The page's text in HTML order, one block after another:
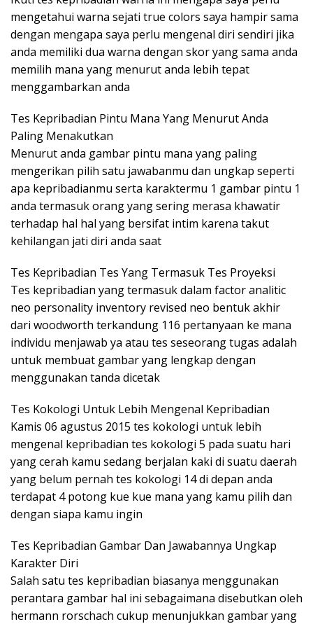
mengetahui warna sejati true colors saya hampir sama
dengan mengapa saya perlu mengenal diri sendiri jika
anda memiliki dua warna dengan skor yang sama anda
memilih mana yang menurut anda lebih tepat
menggambarkan anda
Tes Kepribadian Pintu Mana Yang Menurut Anda
Paling Menakutkan
Menurut anda gambar pintu mana yang paling
mengerikan pilih satu jawabanmu dan ungkap seperti
apa kepribadianmu serta karaktermu 1 gambar pintu 1
anda termasuk orang yang sering merasa khawatir
terhadap hal hal yang bersifat intim karena takut
kehilangan jati diri anda saat
Tes Kepribadian Tes Yang Termasuk Tes Proyeksi
Tes kepribadian yang termasuk dalam factor analitic
neo personality inventory revised neo bentuk akhir
dari woodworth terkandung 116 pertanyaan ke mana
individu menjawab ya atau tes seseorang tugas adalah
untuk membuat gambar yang lengkap dengan
menggunakan tanda dicetak
Tes Kokologi Untuk Lebih Mengenal Kepribadian
Kamis 06 agustus 2015 tes kokologi untuk lebih
mengenal kepribadian tes kokologi 5 pada suatu hari
yang cerah kamu sedang berjalan kaki di suatu daerah
yang belum pernah tes kokologi 14 di depan anda
terdapat 4 potong kue kue mana yang kamu pilih dan
dengan siapa kamu ingin
Tes Kepribadian Gambar Dan Jawabannya Ungkap
Karakter Diri
Salah satu tes kepribadian biasanya menggunakan
perantara gambar hal ini sebagaimana disebutkan oleh
hermann rorschach cukup menunjukkan gambar yang